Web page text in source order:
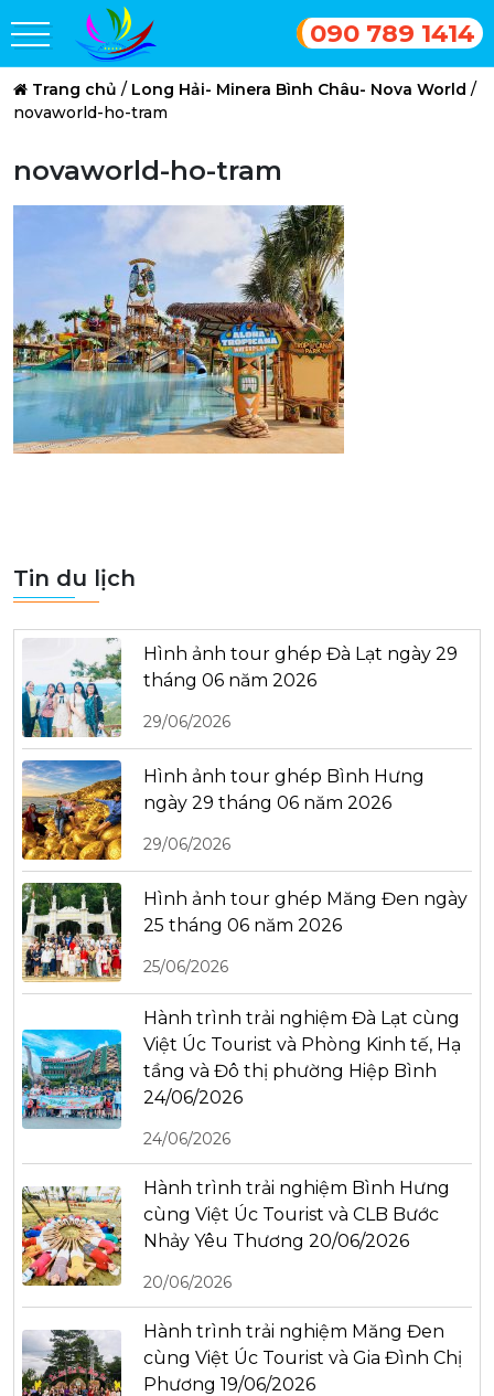
090 789 1414
Trang chủ / Long Hải- Minera Bình Châu- Nova World /
novaworld-ho-tram
novaworld-ho-tram
Tin du lịch
Hình ảnh tour ghép Đà Lạt ngày 29
tháng 06 năm 2026
29/06/2026
Hình ảnh tour ghép Bình Hưng
ngày 29 tháng 06 năm 2026
29/06/2026
Hình ảnh tour ghép Măng Đen ngày
25 tháng 06 năm 2026
25/06/2026
Hành trình trải nghiệm Đà Lạt cùng
Việt Úc Tourist và Phòng Kinh tế, Hạ
tầng và Đô thị phường Hiệp Bình
24/06/2026
24/06/2026
Hành trình trải nghiệm Bình Hưng
cùng Việt Úc Tourist và CLB Bước
Nhảy Yêu Thương 20/06/2026
20/06/2026
Hành trình trải nghiệm Măng Đen
cùng Việt Úc Tourist và Gia Đình Chị
Phương 19/06/2026